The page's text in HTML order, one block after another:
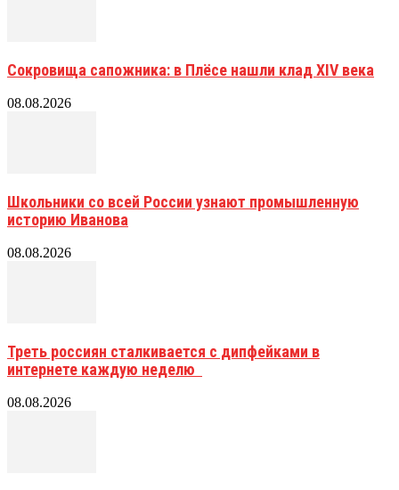
Сокровища сапожника: в Плёсе нашли клад XIV века
08.08.2026
Школьники со всей России узнают промышленную
историю Иванова
08.08.2026
Треть россиян сталкивается с дипфейками в
интернете каждую неделю
08.08.2026